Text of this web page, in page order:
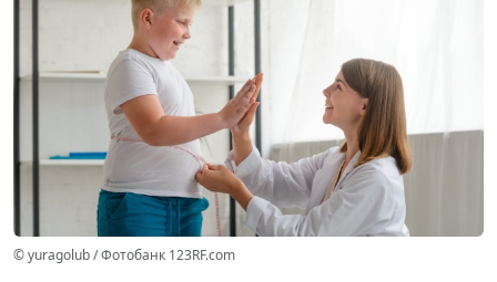
© yuragolub / Фотобанк 123RF.com